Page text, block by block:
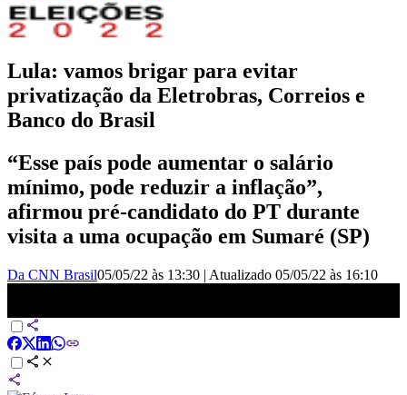
Lula: vamos brigar para evitar
privatização da Eletrobras, Correios e
Banco do Brasil
“Esse país pode aumentar o salário
mínimo, pode reduzir a inflação”,
afirmou pré-candidato do PT durante
visita a uma ocupação em Sumaré (SP)
Da CNN Brasil05/05/22 às 13:30 | Atualizado 05/05/22 às 16:10